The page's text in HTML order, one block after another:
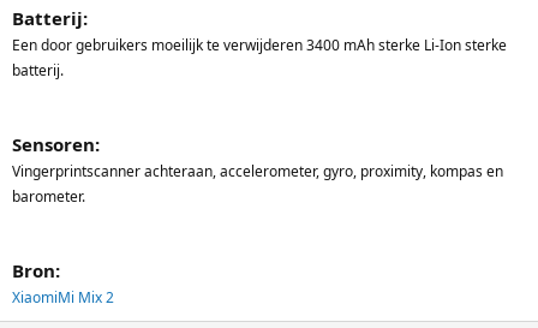
Batterij:
Een door gebruikers moeilijk te verwijderen 3400 mAh sterke Li-Ion sterke
batterij.
Sensoren:
Vingerprintscanner achteraan, accelerometer, gyro, proximity, kompas en
barometer.
Bron:
XiaomiMi Mix 2